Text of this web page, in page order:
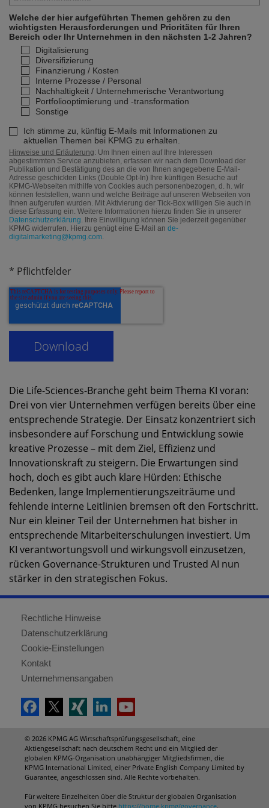
Welche der hier aufgeführten Themen gehören zu den
wichtigsten Herausforderungen und Prioritäten für Ihren
Bereich oder Ihr Unternehmen in den nächsten 1-2 Jahren?
Digitalisierung
Diversifizierung
Finanzierung / Kosten
Interne Prozesse / Personal
Nachhaltigkeit / Unternehmerische Verantwortung
Portfoliooptimierung und -transformation
Sonstige
Hinweise und Erläuterung: Um Ihnen einen auf Ihre Interessen
abgestimmten Service anzubieten, erfassen wir nach dem Download der
Publikation und Bestätigung des an die von Ihnen angegebene E-Mail-
Adresse geschickten Links (Double Opt-In) Ihre künftigen Besuche auf
KPMG-Webseiten mithilfe von Cookies auch personenbezogen, d. h. wir
können feststellen, wann und welche Beiträge auf unseren Webseiten von
Ihnen aufgerufen wurden. Mit Aktivierung der Tick-Box willigen Sie auch in
diese Erfassung ein. Weitere Informationen hierzu finden Sie in unserer
Datenschutzerklärung. Ihre Einwilligung können Sie jederzeit gegenüber
KPMG widerrufen. Hierzu genügt eine E-Mail an de-
digitalmarketing@kpmg.com.
Ich stimme zu, künftig E-Mails mit Informationen zu
aktuellen Themen bei KPMG zu erhalten.
* Pflichtfelder
Die Life-Sciences-Branche geht beim Thema KI voran:
Drei von vier Unternehmen verfügen bereits über eine
entsprechende Strategie. Der Einsatz konzentriert sich
insbesondere auf Forschung und Entwicklung sowie
kreative Prozesse – mit dem Ziel, Effizienz und
Innovationskraft zu steigern. Die Erwartungen sind
hoch, doch es gibt auch klare Hürden: Ethische
Bedenken, lange Implementierungszeiträume und
fehlende interne Leitlinien bremsen oft den Fortschritt.
Nur ein kleiner Teil der Unternehmen hat bisher in
entsprechende Mitarbeiterschulungen investiert. Um
KI verantwortungsvoll und wirkungsvoll einzusetzen,
rücken Governance-Strukturen und Trusted AI nun
stärker in den strategischen Fokus.
Rechtliche Hinweise
Datenschutzerklärung
Cookie-Einstellungen
Kontakt
Unternehmensangaben
© 2026 KPMG AG Wirtschaftsprüfungsgesellschaft, eine
Aktiengesellschaft nach deutschem Recht und ein Mitglied der
globalen KPMG-Organisation unabhängiger Mitgliedsfirmen, die
KPMG International Limited, einer Private English Company Limited by
Guarantee, angeschlossen sind. Alle Rechte vorbehalten.
Für weitere Einzelheiten über die Struktur der globalen Organisation
von KPMG besuchen Sie bitte https://home.kpmg/governance.